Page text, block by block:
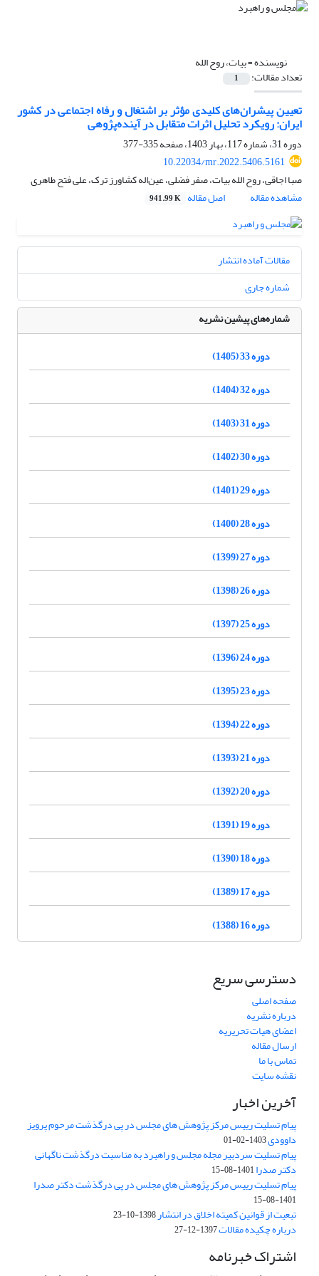
نویسنده =بیات، روح الله
تعداد مقالات: 1
تعیین پیشران‌های کلیدی مؤثر بر اشتغال و رفاه اجتماعی در کشور
ایران: رویکرد تحلیل اثرات متقابل در آینده‌پژوهی
دوره 31، شماره 117، بهار 1403، صفحه
335-377
10.22034/mr.2022.5406.5161
صبا اجاقی، روح الله بیات، صفر فضلی، عین‌اله کشاورز ترک، علی فتح طاهری
مشاهده مقاله
اصل مقاله 941.99 K
مقالات آماده انتشار
شماره جاری
شماره‌های پیشین نشریه
دوره 33 (1405)
دوره 32 (1404)
دوره 31 (1403)
دوره 30 (1402)
دوره 29 (1401)
دوره 28 (1400)
دوره 27 (1399)
دوره 26 (1398)
دوره 25 (1397)
دوره 24 (1396)
دوره 23 (1395)
دوره 22 (1394)
دوره 21 (1393)
دوره 20 (1392)
دوره 19 (1391)
دوره 18 (1390)
دوره 17 (1389)
دوره 16 (1388)
دسترسی سریع
صفحه اصلی
درباره نشریه
اعضای هیات تحریریه
ارسال مقاله
تماس با ما
نقشه سایت
آخرین اخبار
پیام تسلیت رییس مرکز پژوهش های مجلس در پی درگذشت مرحوم پرویز
داوودی1403-02-01
پیام تسلیت سردبیر مجله مجلس و راهبرد به مناسبت درگذشت ناگهانی
دکتر صدرا1401-08-15
پیام تسلیت رییس مرکز پژوهش های مجلس در پی درگذشت دکتر صدرا
1401-08-15
تبعیت از قوانین کمیته اخلاق در انتشار1398-10-23
درباره چکیده مقالات1397-12-27
اشتراک خبرنامه